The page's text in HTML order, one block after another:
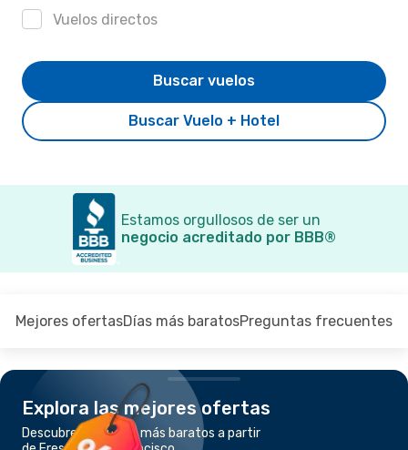
Vuelos directos
Buscar Vuelo + Hotel
Buscar vuelos
Estamos orgullosos de ser un
negocio acreditado por BBB®
Mejores ofertasDías más baratosPreguntas frecuentes
Explora las mejores ofertas
Descubre los vuelos más baratos a partir